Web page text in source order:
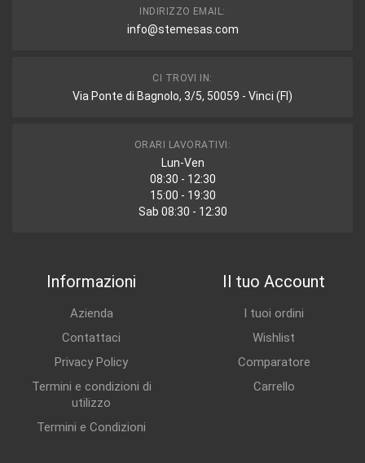
INDIRIZZO EMAIL:
info@stemesas.com
CI TROVI IN:
Via Ponte di Bagnolo, 3/5, 50059 - Vinci (FI)
ORARI LAVORATIVI:
Lun-Ven
08:30 - 12:30
15:00 - 19:30
Sab 08:30 - 12:30
Informazioni
Azienda
Contattaci
Privacy Policy
Termini e condizioni di
utilizzo
Termini e Condizioni
Il tuo Account
I tuoi ordini
Wishlist
Comparatore
Carrello